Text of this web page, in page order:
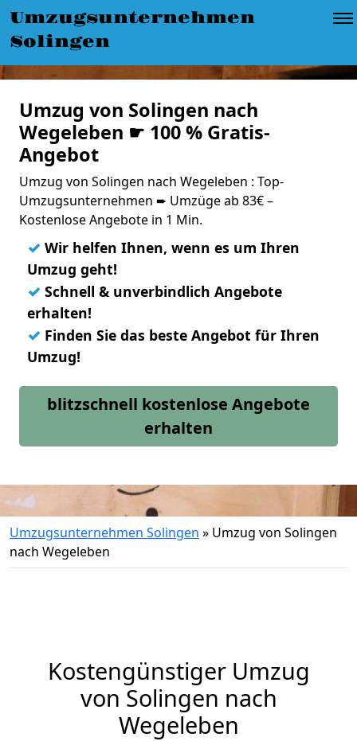
Umzugsunternehmen
Solingen
Umzug von Solingen nach
Wegeleben ☛ 100 % Gratis-
Angebot
Umzug von Solingen nach Wegeleben : Top-
Umzugsunternehmen ➨ Umzüge ab 83€ –
Kostenlose Angebote in 1 Min.
✓ Wir helfen Ihnen, wenn es um Ihren
Umzug geht!
✓ Schnell & unverbindlich Angebote
erhalten!
✓ Finden Sie das beste Angebot für Ihren
Umzug!
blitzschnell kostenlose Angebote
erhalten
Umzugsunternehmen Solingen » Umzug von Solingen
nach Wegeleben
Kostengünstiger Umzug
von Solingen nach
Wegeleben